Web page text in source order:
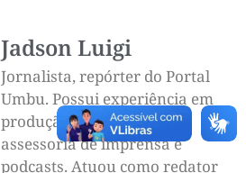
Jadson Luigi
Jornalista, repórter do Portal
Umbu. Possui experiência em
produção de reportagens,
assessoria de imprensa e
podcasts. Atuou como redator